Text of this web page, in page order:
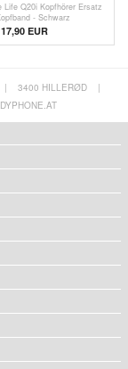
Life Q20i Kopfhörer Ersatz
- Schwarz
17,90 EUR
| 3400 HILLERØD
|